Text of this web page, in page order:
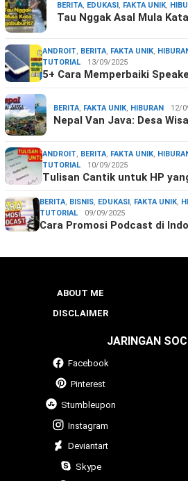
BERITA, EDUKASI, FAKTA UNIK,
Tau Nggak Asal Mula
ANDROIT, BERITA, FAKTA UNIK,
TUTORIAL
13/09/2025
5+ Cara Memperbaiki
BERITA, FAKTA UNIK, HIBURAN 12/
Nepal Van Java: Desa
ANDROIT, BERITA, FAKTA UNIK,
TUTORIAL
10/09/2025
Tulisan Cantik untuk HP
BERITA, BISNIS, EDUKASI, FAKTA UNIK,
TUTORIAL
09/09/2025
Cara Promosi Podcast di
ABOUT ME
DISCLAIMER
JARINGAN
Facebook
Pinterest
Stumbleupon
Instagram
Deviantart
Skype